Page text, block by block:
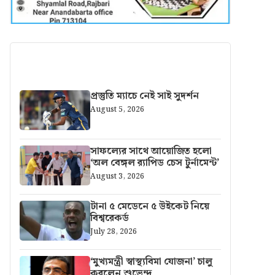
প্রস্তুতি ম্যাচে নেই সাই সুদর্শন
August 5, 2026
সাফল্যের সাথে আয়োজিত হলো
‘অল বেঙ্গল র‍্যাপিড চেস টুর্নামেন্ট’
August 3, 2026
টানা ৫ মেডেনে ৫ উইকেট নিয়ে
বিশ্বরেকর্ড
July 28, 2026
‘মুখ্যমন্ত্রী স্বাস্থ্যবিমা যোজনা’ চালু